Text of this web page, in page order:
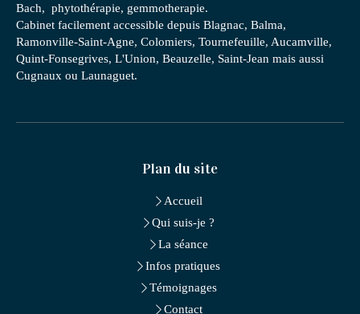
Bach, phytothérapie, gemmotherapie.
Cabinet facilement accessible depuis Blagnac, Balma,
Ramonville-Saint-Agne, Colomiers, Tournefeuille, Aucamville,
Quint-Fonsegrives, L'Union, Beauzelle, Saint-Jean mais aussi
Cugnaux ou Launaguet.
Plan du site
Accueil
Qui suis-je ?
La séance
Infos pratiques
Témoignages
Contact